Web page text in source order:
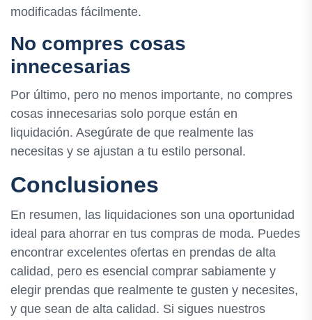
modificadas fácilmente.
No compres cosas
innecesarias
Por último, pero no menos importante, no compres
cosas innecesarias solo porque están en
liquidación. Asegúrate de que realmente las
necesitas y se ajustan a tu estilo personal.
Conclusiones
En resumen, las liquidaciones son una oportunidad
ideal para ahorrar en tus compras de moda. Puedes
encontrar excelentes ofertas en prendas de alta
calidad, pero es esencial comprar sabiamente y
elegir prendas que realmente te gusten y necesites,
y que sean de alta calidad. Si sigues nuestros